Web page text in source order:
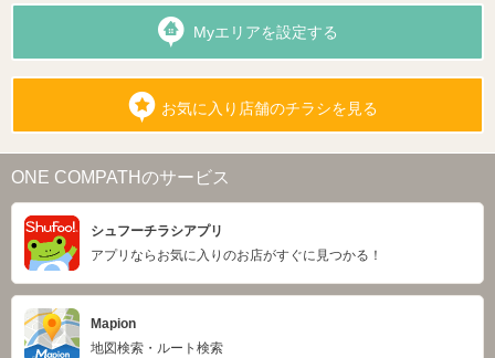
Myエリアを設定する
お気に入り店舗のチラシを見る
ONE COMPATHのサービス
シュフーチラシアプリ
アプリならお気に入りのお店がすぐに見つかる！
Mapion
地図検索・ルート検索